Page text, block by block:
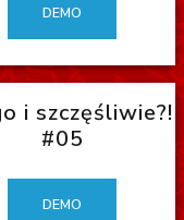
DEMO
i szczęśliwie?!
#05
DEMO